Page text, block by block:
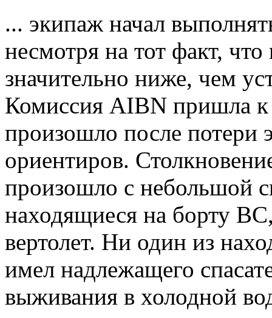
... экипаж начал
несмотря на тот факт,
значительно ниже, чем
Комиссия AIBN пришла
произошло после потери
ориентиров.
произошло с небольшой
находящиеся на борту
вертолет. Ни один из
имел надлежащего
выживания в холодной